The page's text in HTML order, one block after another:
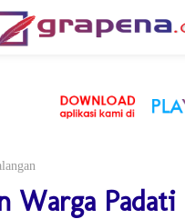
Warga Padati